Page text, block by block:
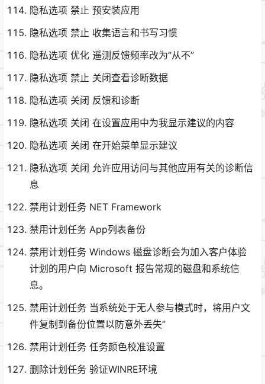
隐私选项 禁止 预安装应用
隐私选项 禁止 收集语言和书写习惯
隐私选项 优化 遥测反馈频率改为“从不”
隐私选项 禁止 关闭查看诊断数据
隐私选项 关闭 反馈和诊断
隐私选项 关闭 在设置应用中为我显示建议的内容
隐私选项 关闭 在开始菜单显示建议
隐私选项 关闭 允许应用访问与其他应用有关的诊断信
息
禁用计划任务 NET Framework
禁用计划任务 App列表备份
禁用计划任务 Windows 磁盘诊断会为加入客户体验
计划的用户向 Microsoft 报告常规的磁盘和系统信
息。
禁用计划任务 当系统处于无人参与模式时，将用户文
件复制到备份位置以防意外丢失”
禁用计划任务 任务颜色校准设置
删除计划任务 验证WINRE环境